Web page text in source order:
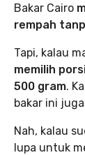
Bakar Cairo
rempah
Tapi, kalau
memilih
500 gram.
bakar ini
Nah, kalau
lupa untuk